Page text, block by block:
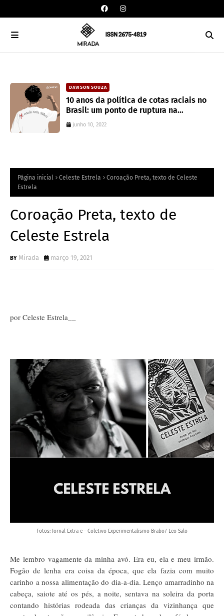
DAVISON SOUZA
10 anos da política de cotas raciais no
Brasil: um ponto de ruptura na
colonialidade
junho 10, 2022
Página inicial Celeste Estrela
Coroação Preta, texto de Celeste
Estrela
Coroação Preta, texto de
Celeste Estrela
Mirada março 19, 2021
por Celeste Estrela­__
Fotos: Jornal Extra e - Coletivo Experimentalismo Brabo/ Leo Salo
Me lembro vagamente da minha avó. Era eu, ela e meu irmão.
Fogão de lenha era coisa da época, que ela fazia com muito
carinho a nossa alimentação do dia-a-dia. Lenço amarradinho na
cabeça, saiote até os pés, a noite, sentava na soleira da porta
contando histórias rodeada das crianças da vizinhança que